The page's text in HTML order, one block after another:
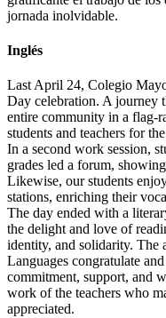
jornada inolvidable.
Inglés
Last April 24, Colegio
Day celebration. A journey
entire community in a flag-
students and teachers for
In a second work session,
grades led a forum,
Likewise, our students
stations, enriching their
The day ended with a
the delight and love of
identity, and solidarity. The
Languages congratulate
commitment, support, and
work of the teachers who
appreciated.